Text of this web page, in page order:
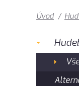
Úvod /